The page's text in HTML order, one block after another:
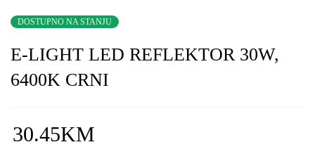
DOSTUPNO NA STANJU
E-LIGHT LED REFLEKTOR 30W,
6400K CRNI
30.45KM